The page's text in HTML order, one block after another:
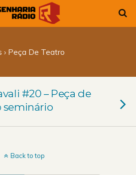
› Peça De Teatro
#20 – Peça de
seminário
Back to top